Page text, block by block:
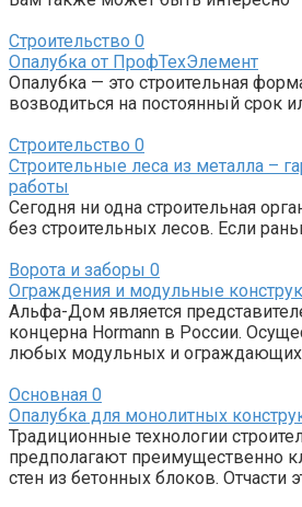
Строительство 0
Опалубка от ПрофТехЭлемент
Опалубка — это строительная
возводиться на постоянный срок
Строительство 0
Строительные леса из металла –
работы
Сегодня ни одна строительная
без строительных лесов. Если
Ворота и заборы 0
Ограждения и модульные
Альфа-Дом является
концерна Hormann в России.
любых модульных и ограждающих
Основная 0
Опалубка для монолитных
Традиционные технологии
предполагают преимущественно
стен из бетонных блоков. Отчасти